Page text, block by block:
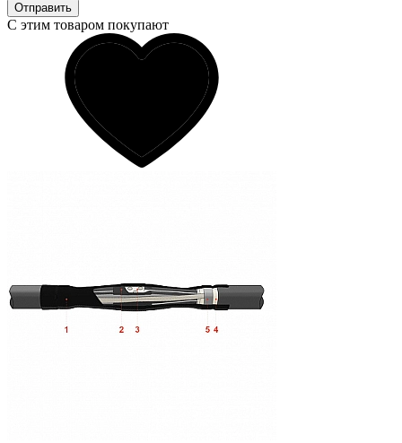
Отправить
С этим товаром покупают